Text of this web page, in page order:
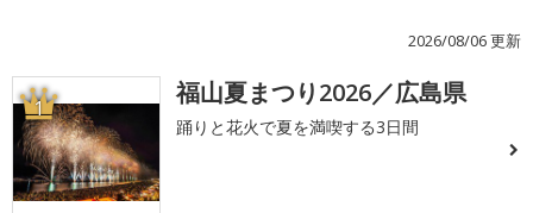
2026/08/06 更新
1 福山夏まつり2026／広島県
踊りと花火で夏を満喫する3日間